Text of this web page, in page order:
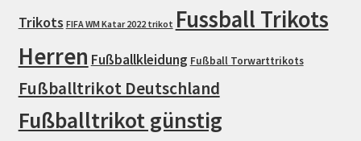
Trikots FIFA WM Katar 2022 trikot Fussball Trikots
Herren Fußballkleidung Fußball Torwarttrikots
Fußballtrikot Deutschland
Fußballtrikot günstig